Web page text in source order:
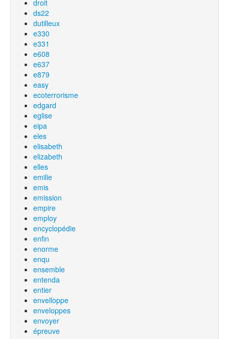
droit
ds22
dutilleux
e330
e331
e608
e637
e879
easy
ecoterrorisme
edgard
eglise
eipa
eles
elisabeth
elizabeth
elles
emilie
emis
emission
empire
employ
encyclopédie
enfin
enorme
enqu
ensemble
entenda
entier
envelloppe
enveloppes
envoyer
épreuve